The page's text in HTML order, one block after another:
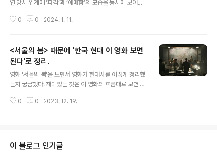
연 당시 업계에 ‘파격’과 ‘애매함’의 모습을 동시에 보여줬
복했다. 그리고 10년 뮤지컬 드라큘랴>는 무엇을 남겼을
해 전부터 죽인 후 사형을 당하기까지의 삶을 그린 뮤지컬 ,
그리고 이 뮤지컬을 그대로 스크린에 옮긴 영화 . 그러나 두
작품은 같은 듯 다른 형태로 관객" data-og-host="ww
w.neocross.net" data-og-source-url="https://w
7%80%EC%B..
0 0 2024. 1. 11.
<서울의 봄> 때문에 '한국 현대 이 영화 보면
된다'로 정리.
영화 '서울븨 봄'을 보면서 영화가 현대사를 어떻게 정리했
는지 궁금했다. 재미있는 것은 이 영화의 흐름대로 보면 현
압하고, 북한과 밀월 회담을 한 정당이 현재 국민의힘의 전
의 말에 움직이는 모습은 전두환이 이순자의 말에 따라 움
0 0 2023. 12. 19.
이 블로그 인기글